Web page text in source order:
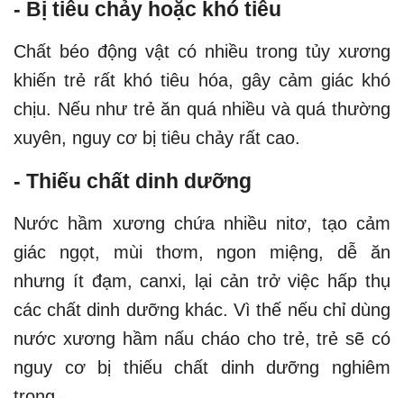
- Bị tiêu chảy hoặc khó tiêu
Chất béo động vật có nhiều trong tủy xương
khiến trẻ rất khó tiêu hóa, gây cảm giác khó
chịu. Nếu như trẻ ăn quá nhiều và quá thường
xuyên, nguy cơ bị tiêu chảy rất cao.
- Thiếu chất dinh dưỡng
Nước hầm xương chứa nhiều nitơ, tạo cảm
giác ngọt, mùi thơm, ngon miệng, dễ ăn
nhưng ít đạm, canxi, lại cản trở việc hấp thụ
các chất dinh dưỡng khác. Vì thế nếu chỉ dùng
nước xương hầm nấu cháo cho trẻ, trẻ sẽ có
nguy cơ bị thiếu chất dinh dưỡng nghiêm